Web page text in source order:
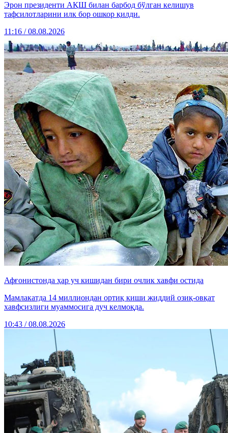
Эрон президенти АҚШ билан барбод бўлган келишув
тафсилотларини илк бор ошкор қилди.
11:16 / 08.08.2026
Афғонистонда ҳар уч кишидан бири очлик хавфи остида
Мамлакатда 14 миллиондан ортиқ киши жиддий озиқ-овқат
хавфсизлиги муаммосига дуч келмоқда.
10:43 / 08.08.2026